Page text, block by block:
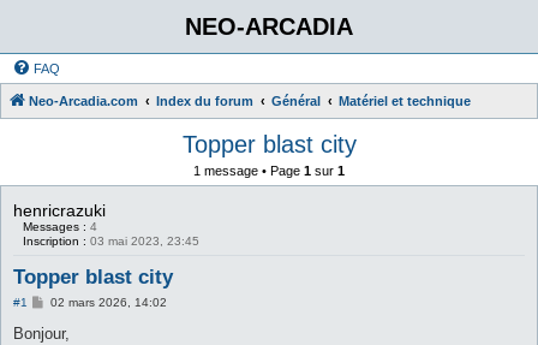
NEO-ARCADIA
FAQ
Neo-Arcadia.com Index du forum Général Matériel et technique
Topper blast city
1 message • Page 1 sur 1
henricrazuki
Messages : 4
Inscription : 03 mai 2023, 23:45
Topper blast city
#1
M
s
02 mars 2026, 14:02
Bonjour,